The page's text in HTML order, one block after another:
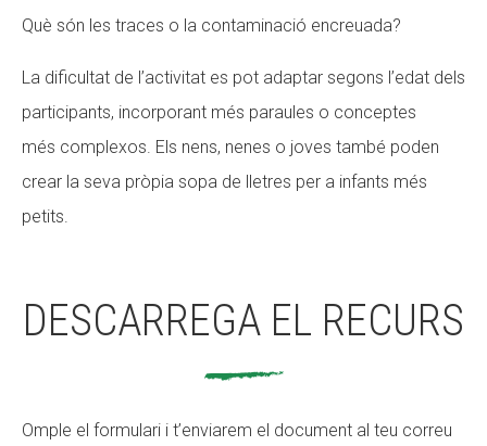
Què són les traces o la contaminació encreuada?
La dificultat de l’activitat es pot adaptar segons l’edat dels
participants, incorporant més paraules o conceptes
més complexos. Els nens, nenes o joves també poden
crear la seva pròpia sopa de lletres per a infants més
petits.
DESCARREGA EL RECURS
Omple el formulari i t’enviarem el document al teu correu